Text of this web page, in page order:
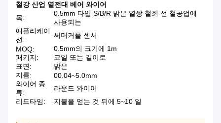
철강 산업 열전대 베어 와이어
목:
0.5mm 타입 S/B/R 밝은 열쌍 철회 선 철공업에
사용되는
애플리케이
션:
써머커플 센서
MOQ:
0.5mm의 크기에 1m
패키지:
코일 또는 길이로
표면:
밝은
지름:
00.04~5.0mm
와이어 종
류:
라운드 와이어
리드타임:
지불을 얻는 것 뒤에 5~10 일